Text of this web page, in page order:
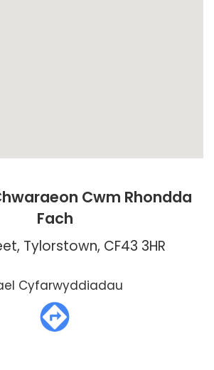
Cwm Rhondda
Fach
Tylorstown, CF43 3HR
Cyfarwyddiadau